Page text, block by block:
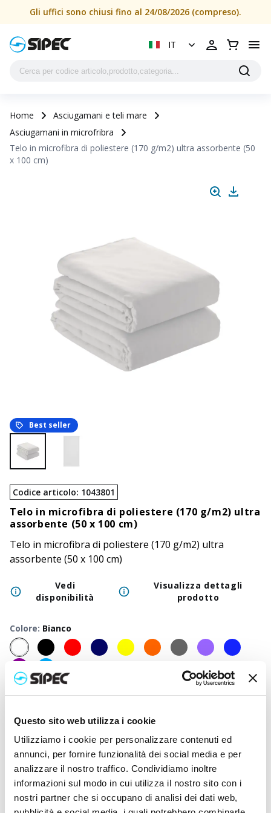
Questo sito web utilizza i cookie
Utilizziamo i cookie per personalizzare contenuti ed
annunci, per fornire funzionalità dei social media e per
analizzare il nostro traffico. Condividiamo inoltre
informazioni sul modo in cui utilizza il nostro sito con i
nostri partner che si occupano di analisi dei dati web,
Gli uffici sono chiusi fino al 24/08/2026 (compreso).
IT
Home
Asciugamani e teli mare
Asciugamani in microfribra
Telo in microfibra di poliestere (170 g/m2) ultra assorbente (50
x 100 cm)
Best seller
Codice articolo: 1043801
Telo in microfibra di poliestere (170 g/m2) ultra
assorbente (50 x 100 cm)
Telo in microfibra di poliestere (170 g/m2) ultra
assorbente (50 x 100 cm)
Vedi
disponibilità
Visualizza dettagli
prodotto
Colore: Bianco
50+ 100+ 250+ 500+ 1000+ 2500
neutro
3,450 € 3,450 3,450
Prezzo
stampato
5,620€ 5,513€ 5,410€ 5,313€ 5,218